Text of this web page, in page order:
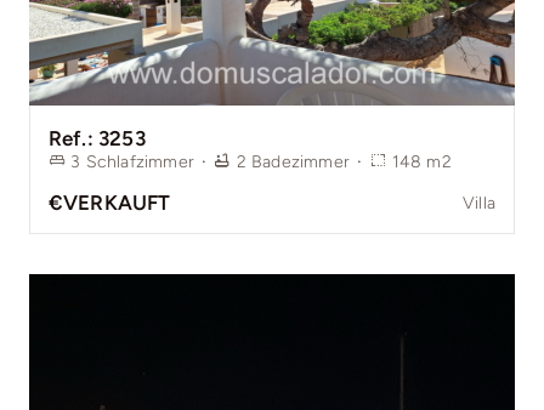
Ref.: 3253
3 Schlafzimmer · 2 Badezimmer · 148 m2
€VERKAUFT Villa